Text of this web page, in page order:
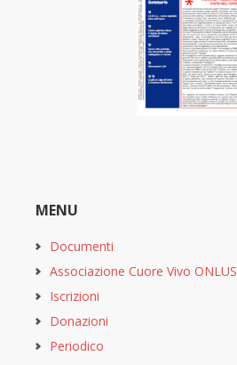
MENU
Documenti
Associazione Cuore Vivo ONLUS
Iscrizioni
Donazioni
Periodico